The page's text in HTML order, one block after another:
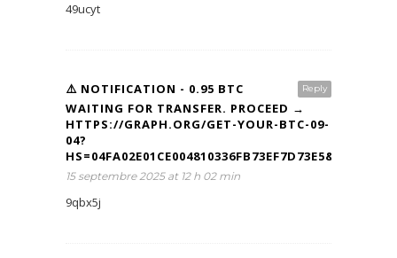
49ucyt
Reply
⚠️ NOTIFICATION - 0.95 BTC
WAITING FOR TRANSFER. PROCEED →
HTTPS://GRAPH.ORG/GET-YOUR-BTC-09-
04?
HS=04FA02E01CE004810336FB73EF7D73E5&
15 septembre 2025 at 12 h 02 min
9qbx5j